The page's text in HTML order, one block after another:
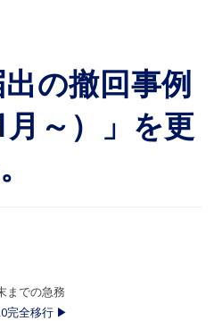
出の撤回事例
月～）」を更
までの急務
完全移行 ▶